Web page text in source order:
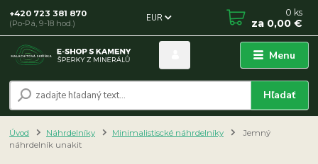
Menu
EUR
Hľadať
+420 723 381 870
(Po-Pá, 9-18 hod.)
0 ks
za 0,00 €
Úvod Náhrdelníky Minimalistiscké náhrdelníky
Jemný
náhrdelník unakit